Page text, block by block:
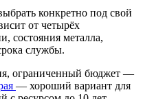
конкретно под свой
от четырёх
состояния металла,
службы.
ограниченный бюджет —
— хороший вариант для